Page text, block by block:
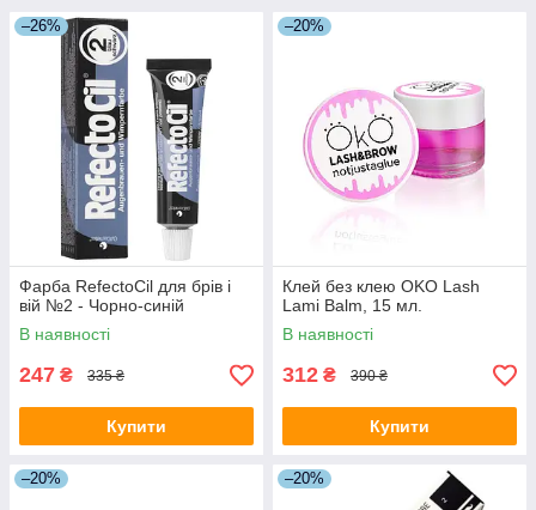
–26%
Фарба RefectoCil для брів і
вій №2 - Чорно-синій
В наявності
247 ₴ 335 ₴
Купити
–20%
Клей без клею OKO Lash
Lami Balm, 15 мл.
В наявності
312 ₴ 390 ₴
Купити
–20% –20%